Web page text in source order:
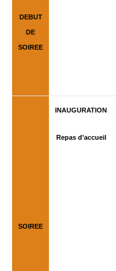
DEBUT
DE
SOIREE
SOIREE
INAUGURATION
Repas d’accueil